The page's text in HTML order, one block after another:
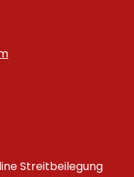
Streitbeilegung